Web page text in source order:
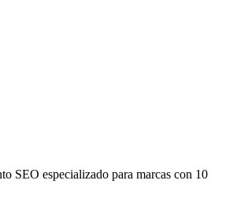
SEO especializado para marcas con 10